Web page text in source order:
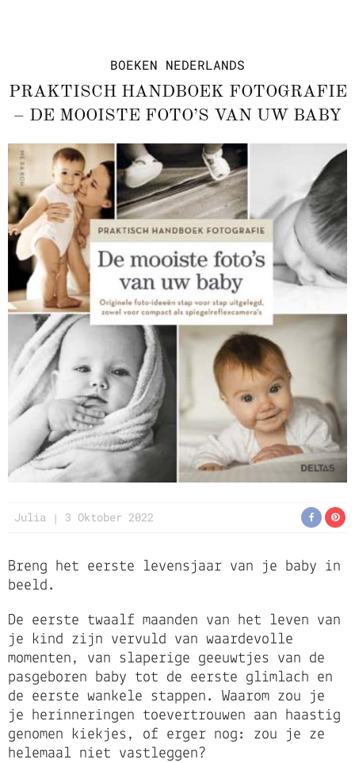
BOEKEN NEDERLANDS
PRAKTISCH HANDBOEK FOTOGRAFIE
– DE MOOISTE FOTO’S VAN UW BABY
Julia 3 Oktober 2022
Breng het eerste levensjaar van je baby in
beeld.
De eerste twaalf maanden van het leven van
je kind zijn vervuld van waardevolle
momenten, van slaperige geeuwtjes van de
pasgeboren baby tot de eerste glimlach en
de eerste wankele stappen. Waarom zou je
je herinneringen toevertrouwen aan haastig
genomen kiekjes, of erger nog: zou je ze
helemaal niet vastleggen?